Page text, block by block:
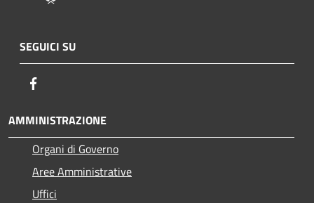
SEGUICI SU
AMMINISTRAZIONE
Organi di Governo
Aree Amministrative
Uffici